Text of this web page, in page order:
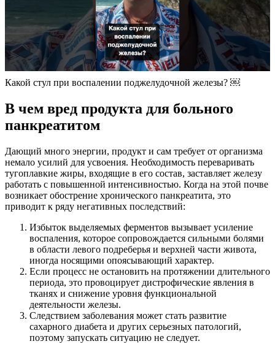
Какой стул при воспалении поджелудочной железы? ￼
В чем вред продукта для больного
панкреатитом
Дающий много энергии, продукт и сам требует от организма
немало усилий для усвоения. Необходимость переваривать
тугоплавкие жиры, входящие в его состав, заставляет железу
работать с повышенной интенсивностью. Когда на этой почве
возникает обострение хронического панкреатита, это
приводит к ряду негативных последствий:
Избыток выделяемых ферментов вызывает усиление
воспаления, которое сопровождается сильными болями
в области левого подреберья и верхней части живота,
иногда носящими опоясывающий характер.
Если процесс не остановить на протяжении длительного
периода, это провоцирует дистрофические явления в
тканях и снижение уровня функциональной
деятельности железы.
Следствием заболевания может стать развитие
сахарного диабета и других серьезных патологий,
поэтому запускать ситуацию не следует.